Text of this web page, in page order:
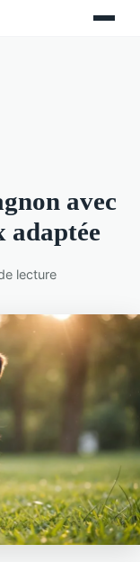
avec
adaptée
lecture